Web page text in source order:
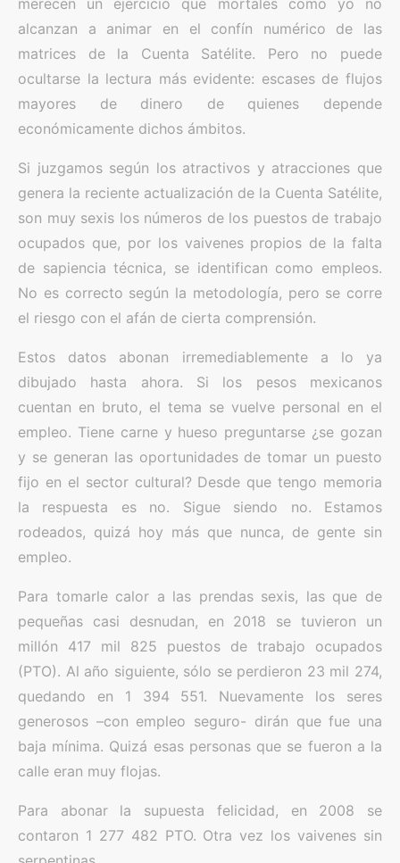
alcanzan a animar en el confín numérico de las
matrices de la Cuenta Satélite. Pero no puede
ocultarse la lectura más evidente: escases de flujos
mayores de dinero de quienes depende
económicamente dichos ámbitos.
Si juzgamos según los atractivos y atracciones que
genera la reciente actualización de la Cuenta Satélite,
son muy sexis los números de los puestos de trabajo
ocupados que, por los vaivenes propios de la falta
de sapiencia técnica, se identifican como empleos.
No es correcto según la metodología, pero se corre
el riesgo con el afán de cierta comprensión.
Estos datos abonan irremediablemente a lo ya
dibujado hasta ahora. Si los pesos mexicanos
cuentan en bruto, el tema se vuelve personal en el
empleo. Tiene carne y hueso preguntarse ¿se gozan
y se generan las oportunidades de tomar un puesto
fijo en el sector cultural? Desde que tengo memoria
la respuesta es no. Sigue siendo no. Estamos
rodeados, quizá hoy más que nunca, de gente sin
empleo.
Para tomarle calor a las prendas sexis, las que de
pequeñas casi desnudan, en 2018 se tuvieron un
millón 417 mil 825 puestos de trabajo ocupados
(PTO). Al año siguiente, sólo se perdieron 23 mil 274,
quedando en 1 394 551. Nuevamente los seres
generosos –con empleo seguro- dirán que fue una
baja mínima. Quizá esas personas que se fueron a la
calle eran muy flojas.
Para abonar la supuesta felicidad, en 2008 se
contaron 1 277 482 PTO. Otra vez los vaivenes sin